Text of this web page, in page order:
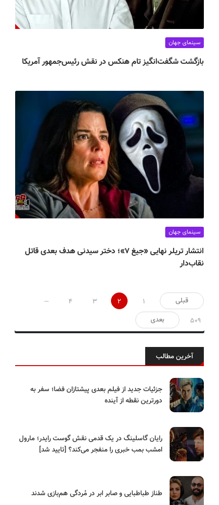
سینمای جهان
بازگشت شگفت‌انگیز تام هنکس در نقش رئیس‌جمهور آمریکا
سینمای جهان
انتشار تریلر نهایی «جیغ ۷»؛ دختر سیدنی هدف بعدی قاتل
نقاب‌دار
صفحه‌بندی
نوشته‌ها
قبلی 1
2
3
4
…
509
بعدی
آخرین مطالب
جزئیات جدید از فیلم بعدی پیشتازان فضا؛ سفر به
دورترین نقطه از آینده
رایان گاسلینگ در یک قدمی نقش گوست رایدر؛ مارول
امشب بمب خبری را منفجر می‌کند؟ [تایید شد]
طناز طباطبایی و صابر ابر در مُردگی هم‌بازی شدند